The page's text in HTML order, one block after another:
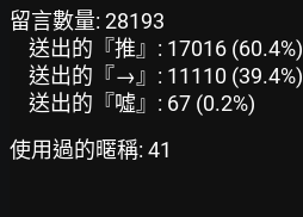
留言數量: 28193
送出的『推』: 17016 (60.4%)
送出的『→』: 11110 (39.4%)
送出的『噓』: 67 (0.2%)
使用過的暱稱: 41